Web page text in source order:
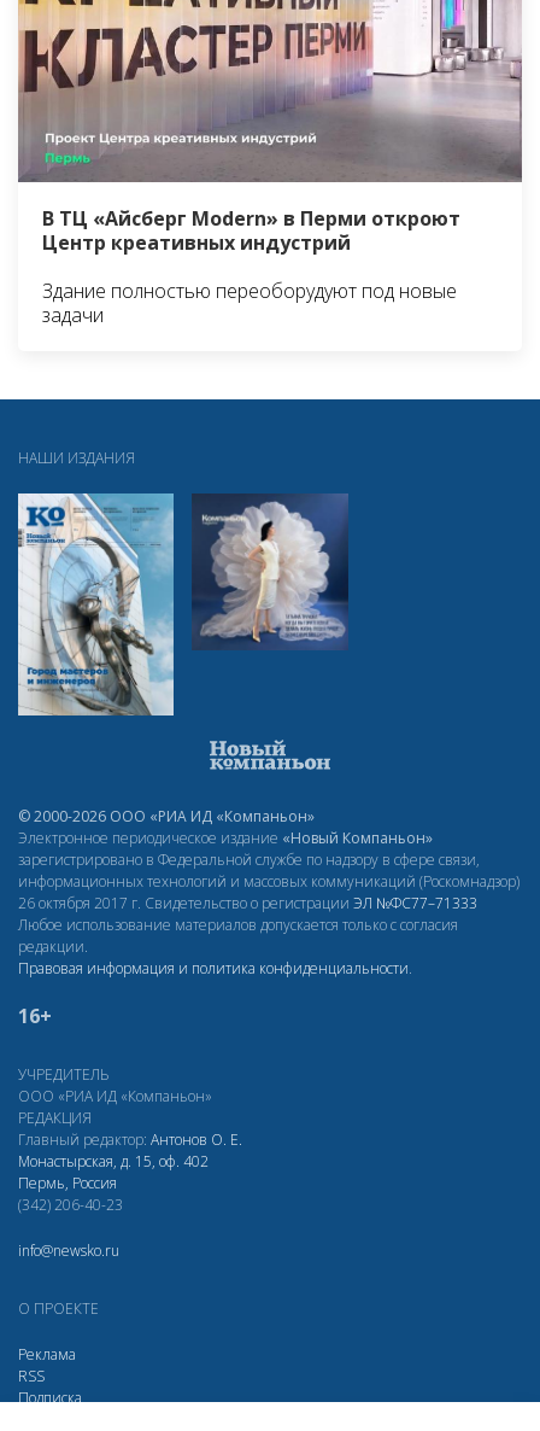
В ТЦ «Айсберг Modern» в Перми откроют
Центр креативных индустрий
Здание полностью переоборудуют под новые
задачи
НАШИ ИЗДАНИЯ
© 2000-2026 ООО «РИА ИД «Компаньон»
Электронное периодическое издание «Новый Компаньон»
зарегистрировано в Федеральной службе по надзору в сфере связи,
информационных технологий и массовых коммуникаций (Роскомнадзор)
26 октября 2017 г. Свидетельство о регистрации ЭЛ №ФС77–71333
Любое использование материалов допускается только с согласия
редакции.
Правовая информация и политика конфиденциальности.
16+
УЧРЕДИТЕЛЬ
ООО «РИА ИД «Компаньон»
РЕДАКЦИЯ
Главный редактор: Антонов О. Е.
Монастырская, д. 15, оф. 402
Пермь, Россия
(342) 206-40-23
info@newsko.ru
О ПРОЕКТЕ
Реклама
RSS
Подписка